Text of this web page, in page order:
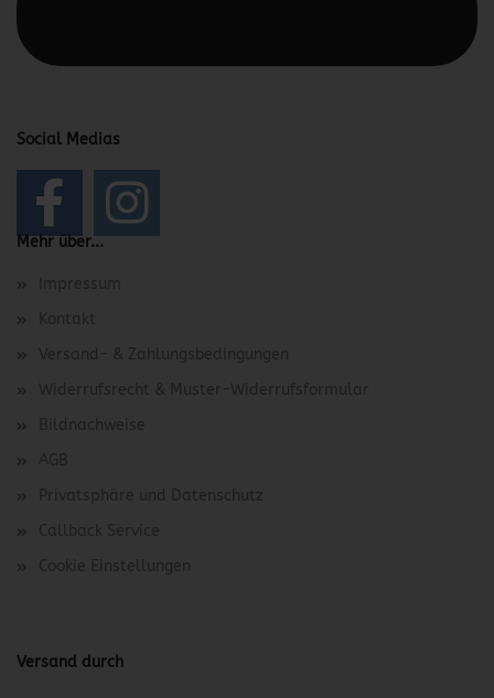
Social Medias
Mehr über...
Impressum
Kontakt
Versand- & Zahlungsbedingungen
Widerrufsrecht & Muster-Widerrufsformular
Bildnachweise
AGB
Privatsphäre und Datenschutz
Callback Service
Cookie Einstellungen
Versand durch